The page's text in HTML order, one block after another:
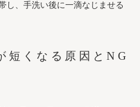
し、手洗い後に一滴なじませる
短くなる原因とNG